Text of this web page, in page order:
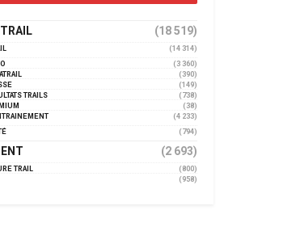
(18 519)
(14 314)
(3 360)
(390)
(149)
TRAILS
(738)
(38)
(4 233)
(794)
(2 693)
TRAIL
(800)
(958)